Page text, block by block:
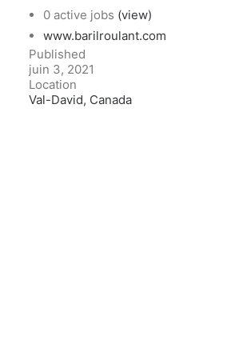
0 active jobs (view)
www.barilroulant.com
Published
juin 3, 2021
Location
Val-David, Canada